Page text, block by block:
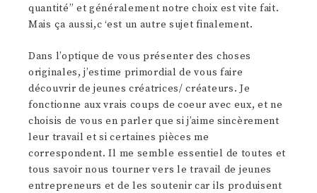
quantité” et généralement notre choix est vite fait.
Mais ça aussi,c ‘est un autre sujet finalement.
Dans l’optique de vous présenter des choses
originales, j’estime primordial de vous faire
découvrir de jeunes créatrices/ créateurs. Je
fonctionne aux vrais coups de coeur avec eux, et ne
choisis de vous en parler que si j’aime sincèrement
leur travail et si certaines pièces me
correspondent. Il me semble essentiel de toutes et
tous savoir nous tourner vers le travail de jeunes
entrepreneurs et de les soutenir car ils produisent